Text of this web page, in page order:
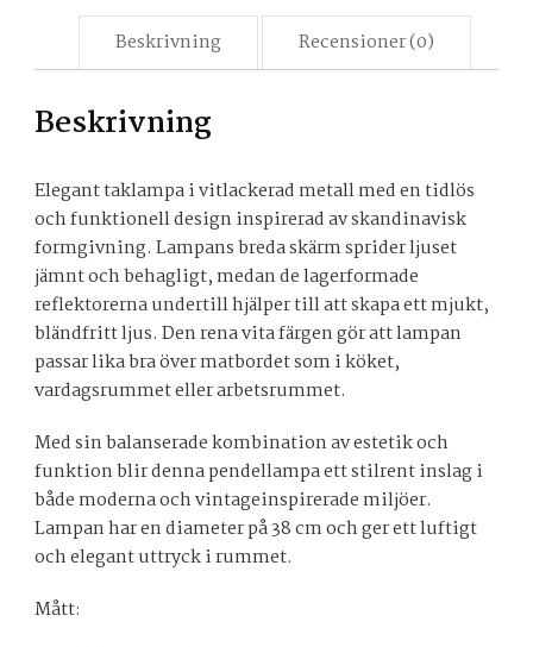
Beskrivning Recensioner (0)
Beskrivning
Elegant taklampa i vitlackerad metall med en tidlös
och funktionell design inspirerad av skandinavisk
formgivning. Lampans breda skärm sprider ljuset
jämnt och behagligt, medan de lagerformade
reflektorerna undertill hjälper till att skapa ett mjukt,
bländfritt ljus. Den rena vita färgen gör att lampan
passar lika bra över matbordet som i köket,
vardagsrummet eller arbetsrummet.
Med sin balanserade kombination av estetik och
funktion blir denna pendellampa ett stilrent inslag i
både moderna och vintageinspirerade miljöer.
Lampan har en diameter på 38 cm och ger ett luftigt
och elegant uttryck i rummet.
Mått: